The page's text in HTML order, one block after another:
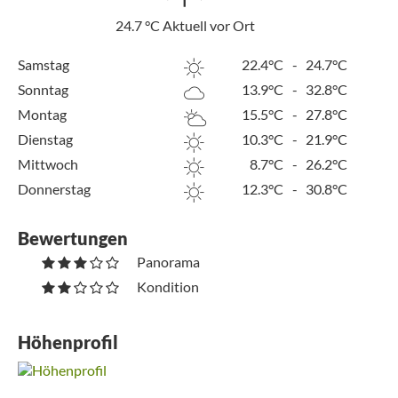
24.7°C Aktuell vor Ort
Samstag 22.4°C - 24.7°C
Sonntag
13.9°C - 32.8°C
Montag
15.5°C - 27.8°C
Dienstag
10.3°C - 21.9°C
Mittwoch
8.7°C - 26.2°C
Donnerstag
12.3°C - 30.8°C
Bewertungen
Panorama
Kondition
Höhenprofil